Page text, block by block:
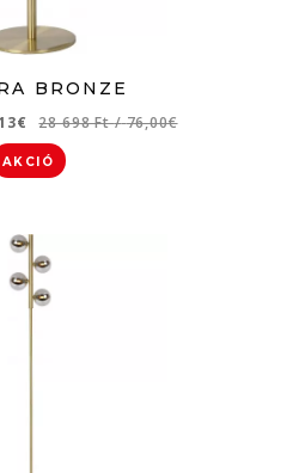
BRONZE
28 698 Ft/ 76,00€
AKCIÓ